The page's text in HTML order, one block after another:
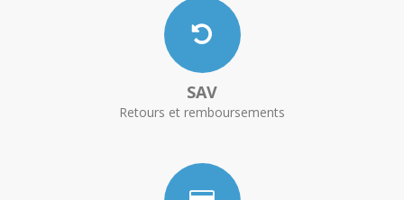
SAV
Retours et remboursements